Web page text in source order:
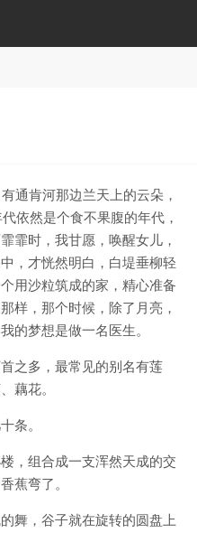
通肯河那边兰天上的云朵，
依然是个食不果腹的年代，
霏时，我甘愿，唤醒女儿，
，才恍然明白，白堤垂柳轻
用沙粒筑成的家，精心准备
样，那个时候，除了月亮，
的梦想是做一名医生。
之多，最常见的别名有莲
藕花。
条。
，组合成一支浑然天成的交
蕉弯了。
舞，谷子就在旋转的圆盘上